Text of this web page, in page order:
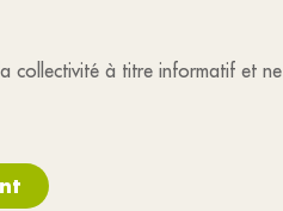
collectivité à titre informatif et ne